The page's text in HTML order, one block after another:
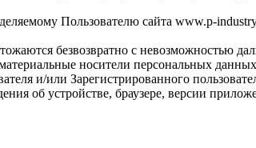
Пользователю сайта www.p-
безвозвратно с невозможностью
носители персональных
и/или Зарегистрированного
об устройстве, браузере, версии